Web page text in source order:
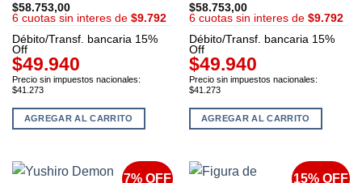
$58.753,00
6 cuotas sin interes de $9.792
Débito/Transf. bancaria 15%
Off
$49.940
Precio sin impuestos nacionales:
$41.273
AGREGAR AL CARRITO
$58.753,00
6 cuotas sin interes de $9.792
Débito/Transf. bancaria 15%
Off
$49.940
Precio sin impuestos nacionales:
$41.273
AGREGAR AL CARRITO
7% OFF 15% OFF